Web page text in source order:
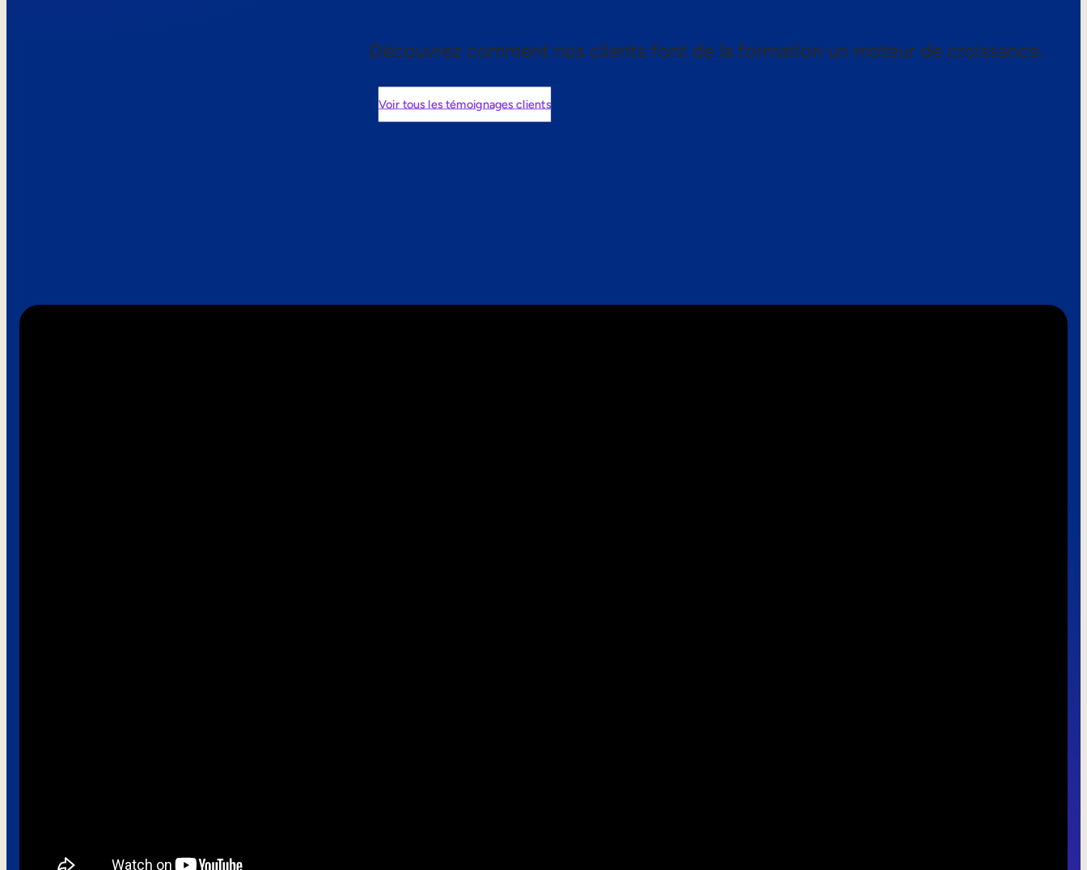
Découvrez comment nos clients font de la formation un moteur de croissance.
Voir tous les témoignages clients